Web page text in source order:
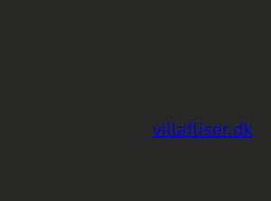
villafliser.dk